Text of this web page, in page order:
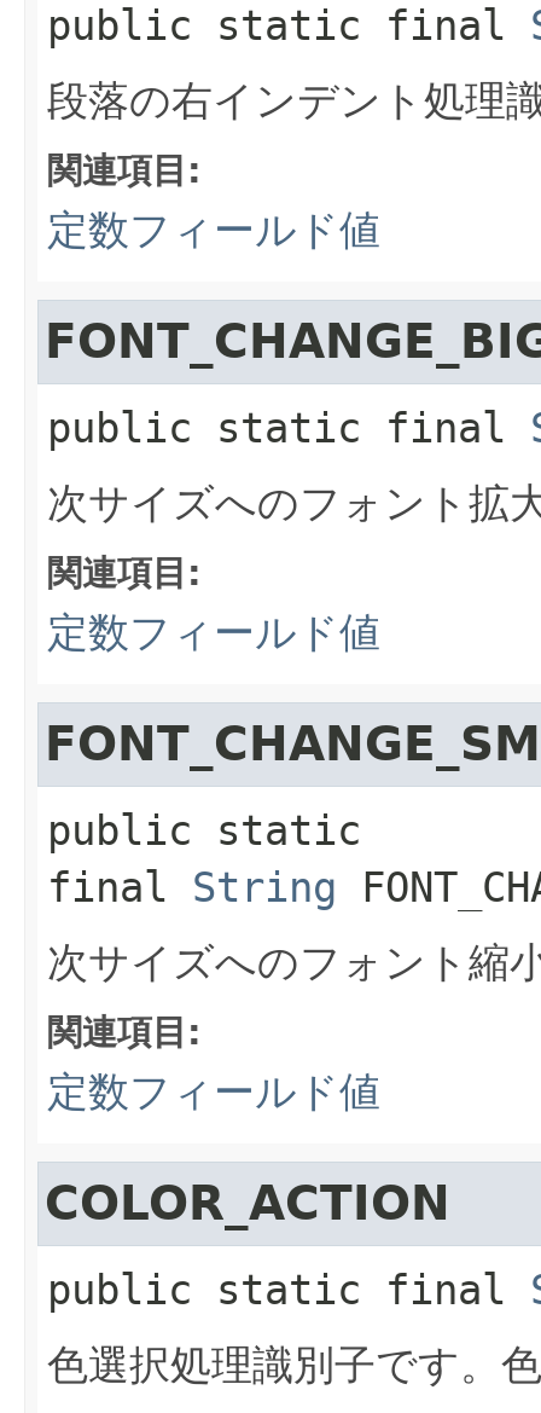
public static final
段落の右インデント処理
関連項目:
定数フィールド値
public static final
次サイズへのフォント拡
関連項目:
定数フィールド値
public static
final String
次サイズへのフォント縮
関連項目:
定数フィールド値
COLOR_ACTION
public static final
色選択処理識別子です。